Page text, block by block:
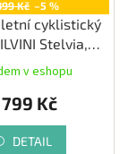
Kč –5 %
letní cyklistický
Stelvia,
ruby
v eshopu
799 Kč
DETAIL